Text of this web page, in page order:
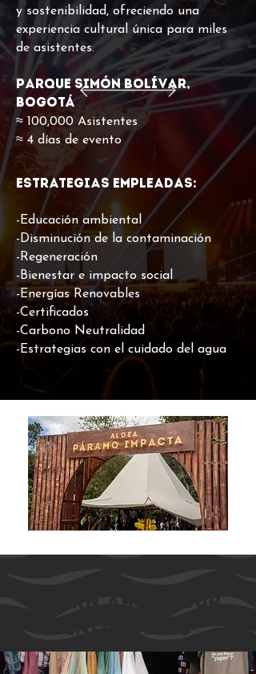
y sostenibilidad, ofreciendo una
experiencia cultural única para miles
de asistentes.
Parque Simón Bolívar,
Bogotá
≈ 100,000 Asistentes
≈ 4 días de evento
Estrategias empleadas:
-Educación ambiental
-Disminución de la contaminación
-Regeneración
-Bienestar e impacto social
-Energías Renovables
-Certificados
-Carbono Neutralidad
-Estrategias con el cuidado del agua